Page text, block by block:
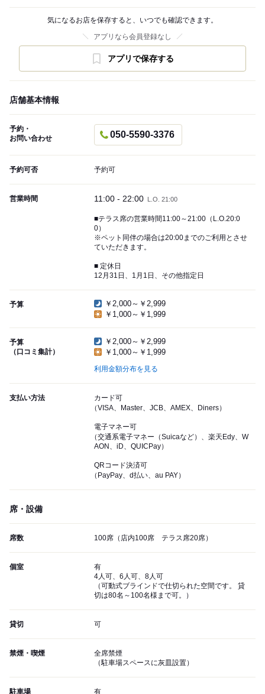
気になるお店を保存すると、いつでも確認できます。
アプリなら会員登録なし
アプリで保存する
店舗基本情報
予約・
お問い合わせ
050-5590-3376
予約可否 予約可
営業時間 11:00 - 22:00 L.O. 21:00
■テラス席の営業時間11:00～21:00（L.O.20:0
0）
※ペット同伴の場合は20:00までのご利用とさせ
ていただきます。
■ 定休日
12月31日、1月1日、その他指定日
予算
￥2,000～￥2,999
￥1,000～￥1,999
予算
（口コミ集計）
￥2,000～￥2,999
￥1,000～￥1,999
利用金額分布を見る
支払い方法
カード可
（VISA、Master、JCB、AMEX、Diners）
電子マネー可
（交通系電子マネー（Suicaなど）、楽天Edy、W
AON、iD、QUICPay）
QRコード決済可
（PayPay、d払い、au PAY）
席・設備
席数 100席（店内100席 テラス席20席）
個室
有
4人可、6人可、8人可
（可動式ブラインドで仕切られた空間です。 貸
切は80名～100名様まで可。）
貸切 可
禁煙・喫煙
全席禁煙
（駐車場スペースに灰皿設置）
駐車場 有